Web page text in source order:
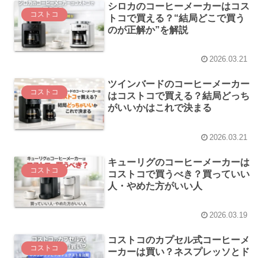
コストコ
シロカのコーヒーメーカーはコス
トコで買える？“結局どこで買う
のが正解か”を解説
2026.03.21
コストコ
ツインバードのコーヒーメーカー
はコストコで買える？結局どっち
がいいかはこれで決まる
2026.03.21
コストコ
キューリグのコーヒーメーカーは
コストコで買うべき？買っていい
人・やめた方がいい人
2026.03.19
コストコ
コストコのカプセル式コーヒーメ
ーカーは買い？ネスプレッソとド